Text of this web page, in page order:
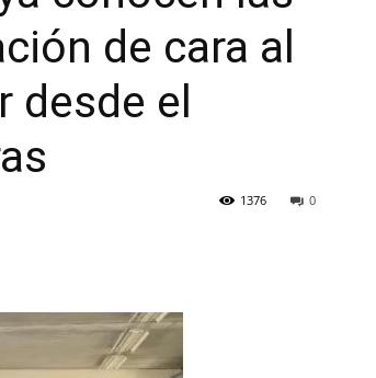
de cara al
el
0
1376